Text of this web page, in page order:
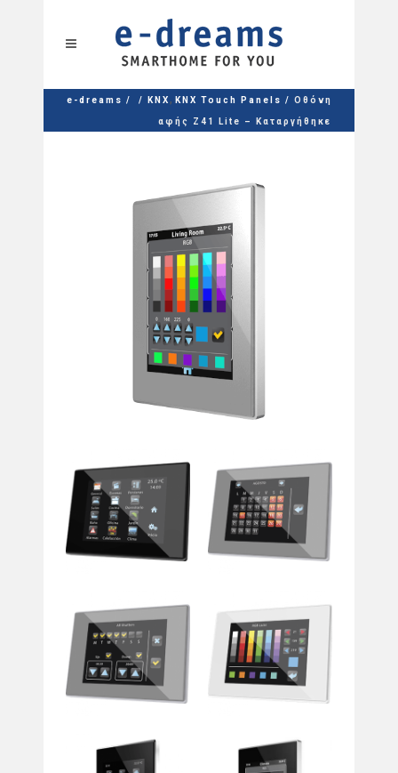
e-dreams / / KNX , KNX Touch Panels / Οθόνη
αφής Z41 Lite – Καταργήθηκε